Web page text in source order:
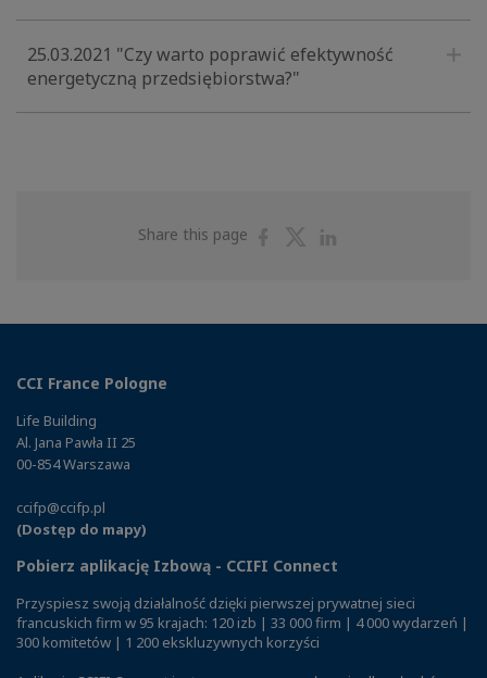
25.03.2021 "Czy warto poprawić efektywność
energetyczną przedsiębiorstwa?"
Share this page
ShareShare
CCI France Pologne
Life Building
Al. Jana Pawła II 25
00-854 Warszawa
ccifp@ccifp.pl
(Dostęp do mapy)
Pobierz aplikację Izbową - CCIFI Connect
Przyspiesz swoją działalność dzięki pierwszej prywatnej sieci
francuskich firm w 95 krajach: 120 izb | 33 000 firm | 4 000 wydarzeń |
300 komitetów | 1 200 ekskluzywnych korzyści